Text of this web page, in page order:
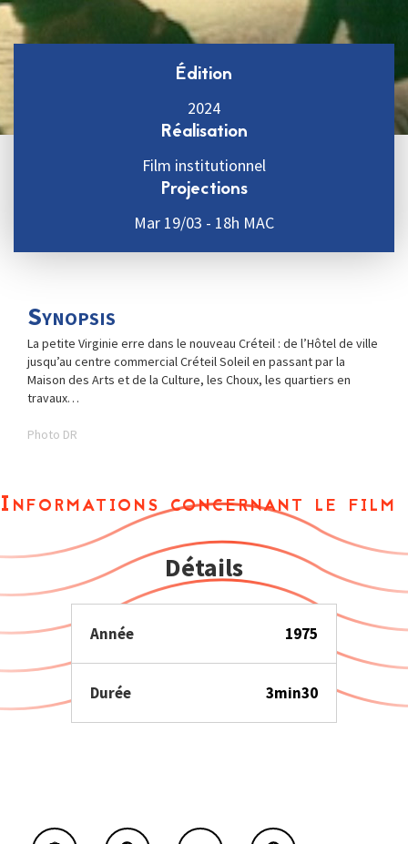
Édition
2024
Réalisation
Film institutionnel
Projections
Mar 19/03 - 18h MAC
Synopsis
La petite Virginie erre dans le nouveau Créteil : de l’Hôtel de ville
jusqu’au centre commercial Créteil Soleil en passant par la
Maison des Arts et de la Culture, les Choux, les quartiers en
travaux…
Photo DR
Informations concernant le film
Détails
Année 1975
Durée 3min30